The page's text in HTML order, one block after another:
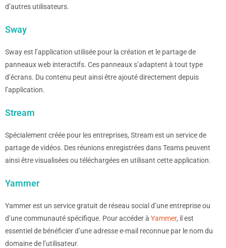
d’autres utilisateurs.
Sway
Sway est l’application utilisée pour la création et le partage de
panneaux web interactifs. Ces panneaux s’adaptent à tout type
d’écrans. Du contenu peut ainsi être ajouté directement depuis
l’application.
Stream
Spécialement créée pour les entreprises, Stream est un service de
partage de vidéos. Des réunions enregistrées dans Teams peuvent
ainsi être visualisées ou téléchargées en utilisant cette application.
Yammer
Yammer est un service gratuit de réseau social d’une entreprise ou
d’une communauté spécifique. Pour accéder à Yammer, il est
essentiel de bénéficier d’une adresse e-mail reconnue par le nom du
domaine de l’utilisateur.